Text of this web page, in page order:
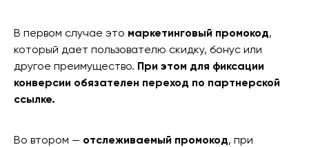
В первом случае это маркетинговый промокод,
который дает пользователю скидку, бонус или
другое преимущество. При этом для фиксации
конверсии обязателен переход по партнерской
ссылке.
Во втором — отслеживаемый промокод, при